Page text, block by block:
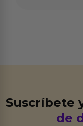
Suscríbete
de